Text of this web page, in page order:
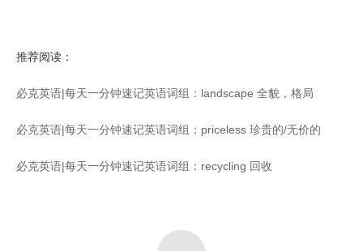
推荐阅读：
必克英语|每天一分钟速记英语词组：landscape 全貌，格局
必克英语|每天一分钟速记英语词组：priceless 珍贵的/无价的
必克英语|每天一分钟速记英语词组：recycling 回收